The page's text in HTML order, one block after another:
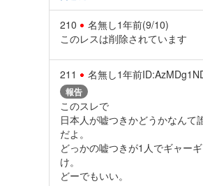
210 名無し1年前(9/10)
このレスは削除されています
211 名無し1年前
報告
このスレで
日本人が嘘つきかどうかなんて
だよ。
どっかの嘘つきが1人でギャー
け。
どーでもいい。